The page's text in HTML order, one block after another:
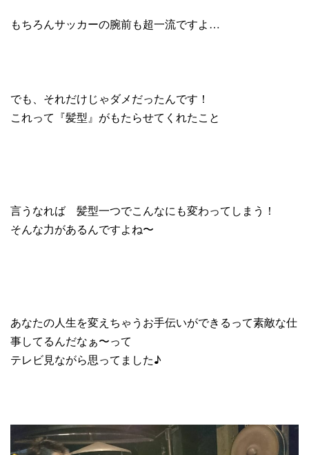
もちろんサッカーの腕前も超一流ですよ…
でも、それだけじゃダメだったんです！
これって『髪型』がもたらせてくれたこと
言うなれば 髪型一つでこんなにも変わってしまう！
そんな力があるんですよね〜
あなたの人生を変えちゃうお手伝いができるって素敵な仕
事してるんだなぁ〜って
テレビ見ながら思ってました♪